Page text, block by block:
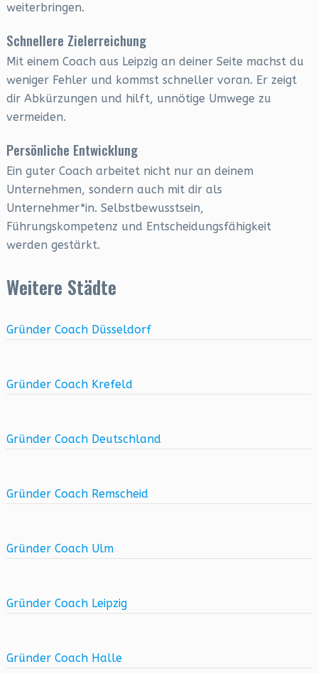
weiterbringen.
Schnellere Zielerreichung
Mit einem Coach aus Leipzig an deiner Seite machst du
weniger Fehler und kommst schneller voran. Er zeigt
dir Abkürzungen und hilft, unnötige Umwege zu
vermeiden.
Persönliche Entwicklung
Ein guter Coach arbeitet nicht nur an deinem
Unternehmen, sondern auch mit dir als
Unternehmer*in. Selbstbewusstsein,
Führungskompetenz und Entscheidungsfähigkeit
werden gestärkt.
Weitere Städte
Gründer Coach Düsseldorf
Gründer Coach Krefeld
Gründer Coach Deutschland
Gründer Coach Remscheid
Gründer Coach Ulm
Gründer Coach Leipzig
Gründer Coach Halle